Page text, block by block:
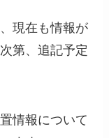
現在も情報が
第、追記予定
情報について